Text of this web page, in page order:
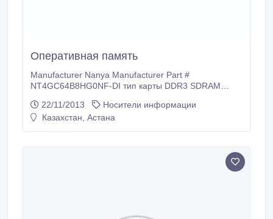
Оперативная память
Manufacturer Nanya Manufacturer Part #
NT4GC64B8HG0NF-DI тип карты DDR3 SDRAM
Correction Non-ECC Cycle Time 1.5ns Cas CL11
частота 1600Mhz Memory Clock 200Mhz Rank Rank
22/11/2013
Носители информации
Казахстан, Астана